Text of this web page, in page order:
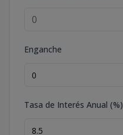
Enganche
Tasa de Interés Anual (%)